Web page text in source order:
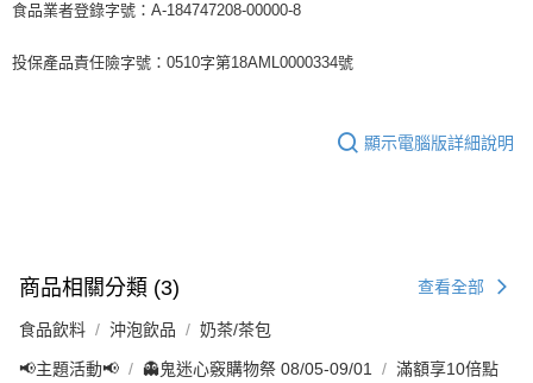
食品業者登錄字號：A-184747208-00000-8
投保產品責任險字號：0510字第18AML0000334號
顯示電腦版詳細說明
商品相關分類 (3) 查看全部
食品飲料 沖泡飲品 奶茶/茶包
📢主題活動📢 👻鬼迷心竅購物祭 08/05-09/01
滿額享10倍點